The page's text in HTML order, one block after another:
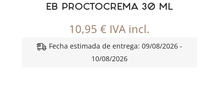
EB PROCTOCREMA 30 ML
10,95€ IVA incl.
Fecha estimada de entrega: 09/08/2026 -
10/08/2026